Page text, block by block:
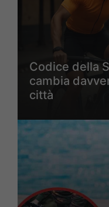
Codice della
cambia
città